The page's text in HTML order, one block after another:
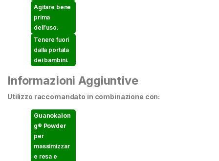
Agitare bene
prima
dell’uso.
Tenere fuori
dalla portata
dei bambini.
Informazioni Aggiuntive
Utilizzo raccomandato in combinazione con:
Guanokalon
g® Powder
per
massimizzar
e resa e